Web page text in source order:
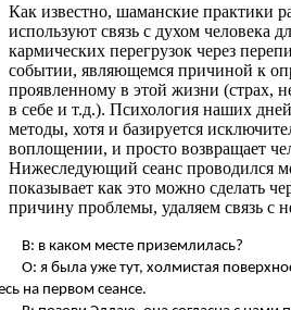
Как известно, шаманские практики
используют связь с духом человека
кармических перегрузок через
событии, являющемся причиной к
проявленному в этой жизни (страх,
в себе и т.д.). Психология наших
методы, хотя и базируется
воплощении, и просто возвращает
Нижеследующий сеанс проводился
показывает как это можно сделать
причину проблемы, удаляем связь с
В: в каком месте приземлилась?
О: я была уже тут, холмистая
на первом сеансе.